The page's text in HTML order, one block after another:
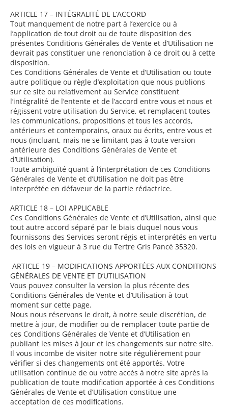
ARTICLE 17 – INTÉGRALITÉ DE L’ACCORD
Tout manquement de notre part à l’exercice ou à
l’application de tout droit ou de toute disposition des
présentes Conditions Générales de Vente et d’Utilisation ne
devrait pas constituer une renonciation à ce droit ou à cette
disposition.
Ces Conditions Générales de Vente et d’Utilisation ou toute
autre politique ou règle d’exploitation que nous publions
sur ce site ou relativement au Service constituent
l’intégralité de l’entente et de l’accord entre vous et nous et
régissent votre utilisation du Service, et remplacent toutes
les communications, propositions et tous les accords,
antérieurs et contemporains, oraux ou écrits, entre vous et
nous (incluant, mais ne se limitant pas à toute version
antérieure des Conditions Générales de Vente et
d’Utilisation).
Toute ambiguïté quant à l’interprétation de ces Conditions
Générales de Vente et d’Utilisation ne doit pas être
interprétée en défaveur de la partie rédactrice.
ARTICLE 18 – LOI APPLICABLE
Ces Conditions Générales de Vente et d’Utilisation, ainsi que
tout autre accord séparé par le biais duquel nous vous
fournissons des Services seront régis et interprétés en vertu
des lois en vigueur à 3 rue du Tertre Gris Pancé 35320.
ARTICLE 19 – MODIFICATIONS APPORTÉES AUX CONDITIONS
GÉNÉRALES DE VENTE ET D’UTILISATION
Vous pouvez consulter la version la plus récente des
Conditions Générales de Vente et d’Utilisation à tout
moment sur cette page.
Nous nous réservons le droit, à notre seule discrétion, de
mettre à jour, de modifier ou de remplacer toute partie de
ces Conditions Générales de Vente et d’Utilisation en
publiant les mises à jour et les changements sur notre site.
Il vous incombe de visiter notre site régulièrement pour
vérifier si des changements ont été apportés. Votre
utilisation continue de ou votre accès à notre site après la
publication de toute modification apportée à ces Conditions
Générales de Vente et d’Utilisation constitue une
acceptation de ces modifications.